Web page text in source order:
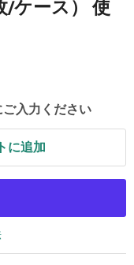
/ケース） 使
入力ください
に追加